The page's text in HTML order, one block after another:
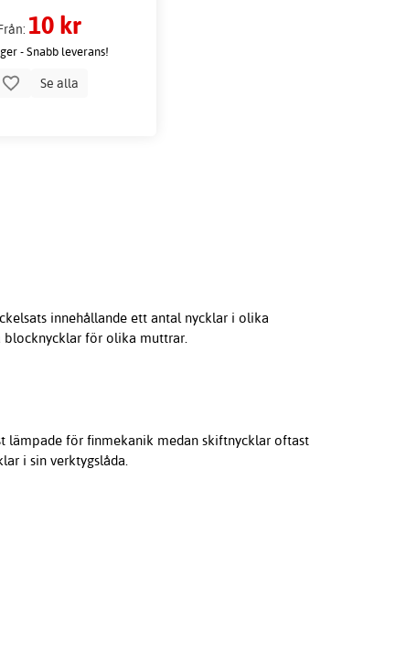
10 kr
- Snabb leverans!
Se alla
innehållande ett antal nycklar i olika
för olika muttrar.
lämpade för finmekanik medan skiftnycklar oftast
i sin verktygslåda.